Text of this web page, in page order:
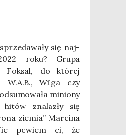
się naj­
roku? Gru­pa
Fok­sal, do któ­rej
W.A.B., Wil­ga czy
minio­ny
zna­la­zły się
zie­mia” Mar­ci­na
powiem ci, że